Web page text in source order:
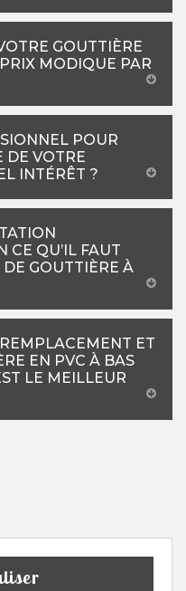
GOUTTIÈRE
MODIQUE PAR
POUR
DE VOTRE
INTÉRÊT ?
CE QU’IL FAUT
GOUTTIÈRE À
ET
EN PVC À BAS
LE MEILLEUR